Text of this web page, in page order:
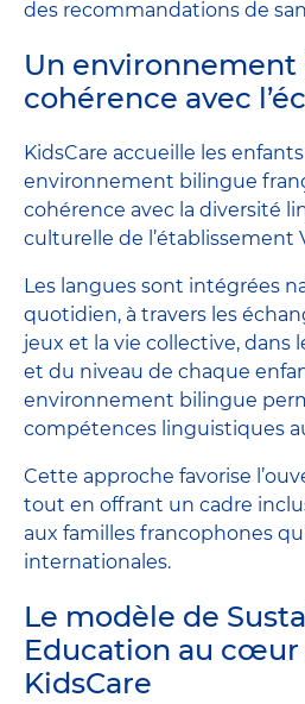
des recommandations de
Un
cohérence avec
KidsCare accueille les
environnement bilingue
cohérence avec la diversité
culturelle de l’établissement
Les langues sont intégrées
quotidien, à travers les
jeux et la vie collective, dans
et du niveau de chaque
environnement bilingue
compétences linguistiques
Cette approche favorise
tout en offrant un cadre
aux familles francophones
internationales.
Le modèle de
Education au
KidsCare